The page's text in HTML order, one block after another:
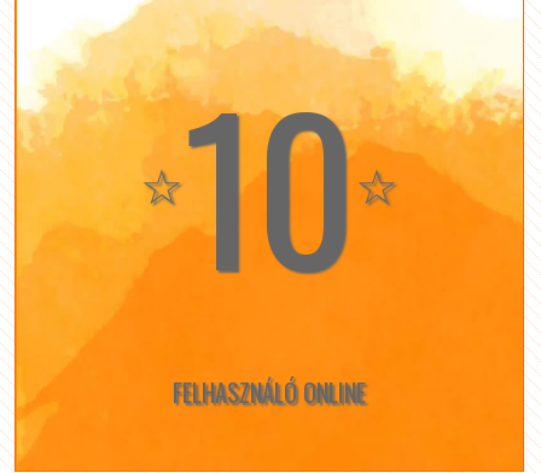
☆10☆
FELHASZNÁLÓ ONLINE